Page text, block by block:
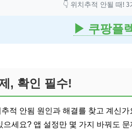
👇 위치추적 안될 때!
▶ 쿠팡플
, 확인 필수!
적 안됨 원인과 해결를 찾고 계신
으세요? 앱 설정만 몇 가지 바꿔도